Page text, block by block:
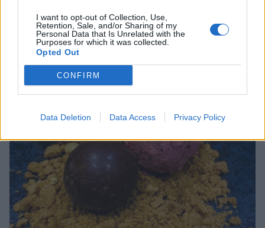
I want to opt-out of Collection, Use,
Retention, Sale, and/or Sharing of my
Personal Data that Is Unrelated with the
Purposes for which it was collected.
Opted Out
CONFIRM
Data Deletion Data Access Privacy Policy